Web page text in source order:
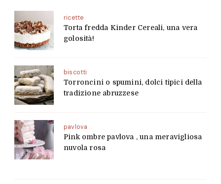
ricette
Torta fredda Kinder Cereali, una vera
golosità!
biscotti
Torroncini o spumini, dolci tipici della
tradizione abruzzese
pavlova
Pink ombre pavlova , una meravigliosa
nuvola rosa